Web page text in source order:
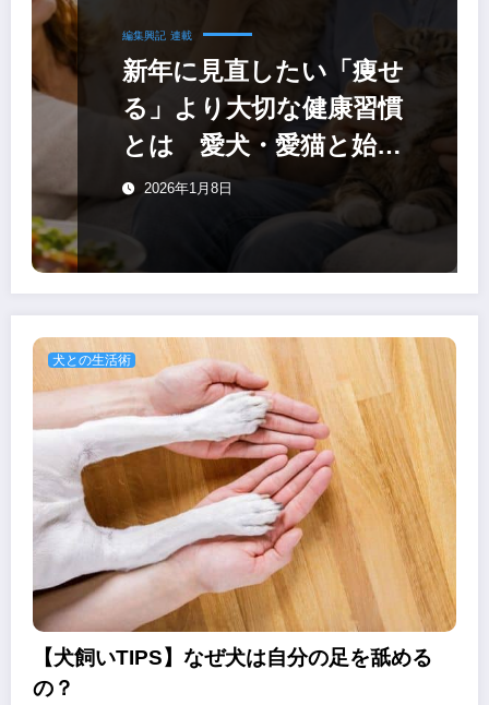
編集興記 連載
新年に見直したい「痩せ
る」より大切な健康習慣
とは 愛犬・愛猫と始め
る5つの改革
2026年1月8日
犬との生活術
【犬飼いTIPS】なぜ犬は自分の足を舐める
の？